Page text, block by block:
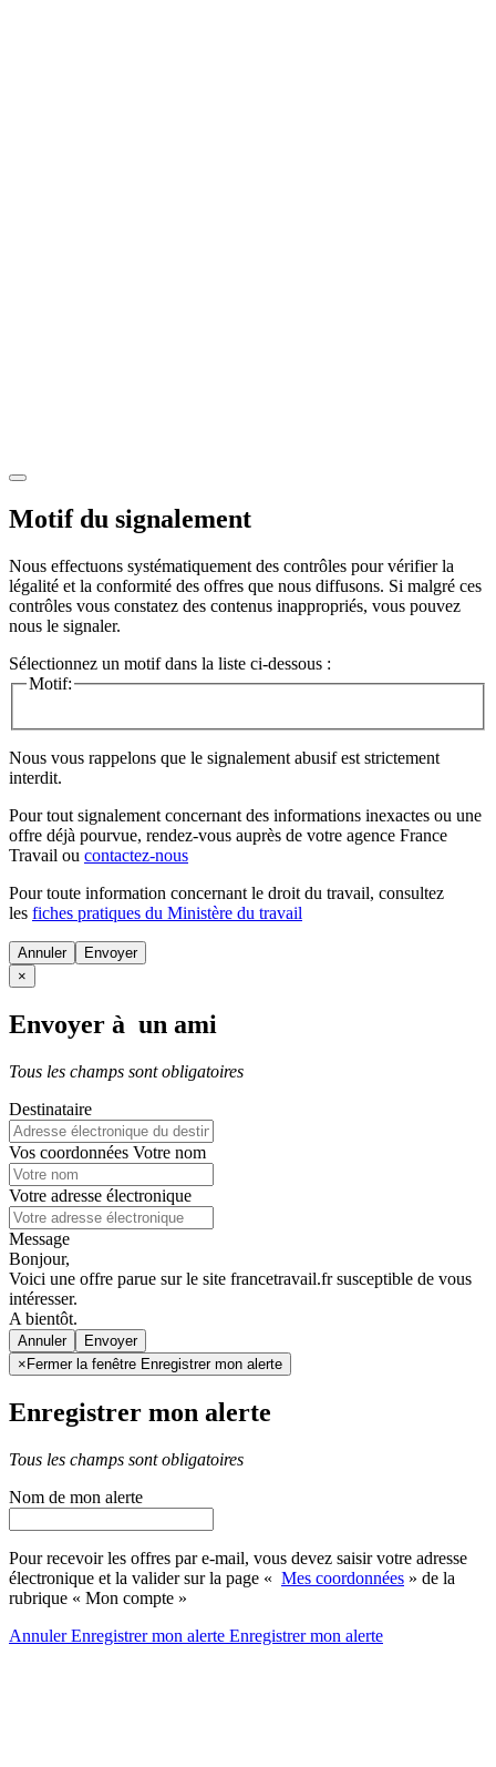
Motif du signalement
Nous effectuons systématiquement des contrôles pour vérifier la
légalité et la conformité des offres que nous diffusons. Si malgré ces
contrôles vous constatez des contenus inappropriés, vous pouvez
nous le signaler.
Sélectionnez un motif dans la liste ci-dessous :
Motif:
Nous vous rappelons que le signalement abusif est strictement
interdit.
Pour tout signalement concernant des informations inexactes ou une
offre déjà pourvue, rendez-vous auprès de votre agence France
Travail ou contactez-nous
Pour toute information concernant le droit du travail, consultez
les fiches pratiques du Ministère du travail
Annuler
×
Envoyer à un ami
Tous les champs sont obligatoires
Destinataire
Vos coordonnées Votre nom
Votre adresse électronique
Message
Bonjour,
Voici une offre parue sur le site francetravail.fr susceptible de vous
intéresser.
A bientôt.
Annuler
× Fermer la fenêtre Enregistrer mon alerte
Enregistrer mon alerte
Tous les champs sont obligatoires
Nom de mon alerte
Pour recevoir les offres par e-mail, vous devez saisir votre adresse
électronique et la valider sur la page « Mes coordonnées » de la
rubrique « Mon compte »
AnnulerEnregistrer mon alerte Enregistrermon alerte